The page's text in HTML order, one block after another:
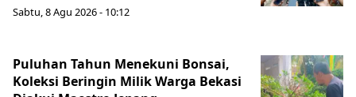
Sabtu, 8 Agu 2026 - 10:12
Puluhan Tahun Menekuni Bonsai,
Koleksi Beringin Milik Warga Bekasi